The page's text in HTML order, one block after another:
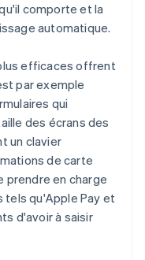
comporte et la
automatique.
efficaces offrent
par exemple
qui
des écrans des
un clavier
de carte
prendre en charge
tels qu'Apple Pay et
d'avoir à saisir